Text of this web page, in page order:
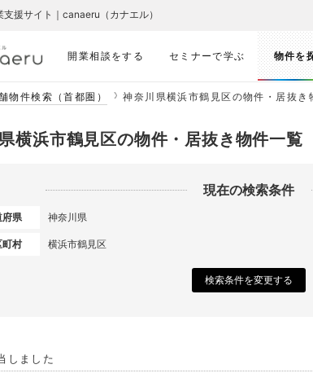
開業相談をする セミナーで学ぶ 物件を
支援サイト｜canaeru（カナエル）
物件検索（首都圏） 神奈川県横浜市鶴見区の物件・居抜き
横浜市鶴見区の物件・居抜き物件一覧
現在の検索条件
府県 神奈川県
町村 横浜市鶴見区
検索条件を変更する
しました